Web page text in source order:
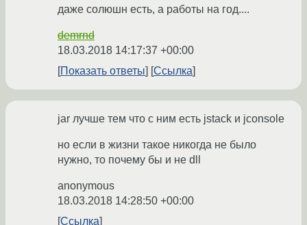
даже солюшн есть, а работы на год....
demrnd
18.03.2018 14:17:37 +00:00
Показать ответы
Ссылка
jar лучше тем что с ним есть jstack и jconsole
но если в жизни такое никогда не было
нужно, то почему бы и не dll
anonymous
18.03.2018 14:28:50 +00:00
Ссылка